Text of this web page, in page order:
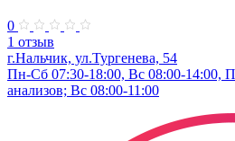
0
1 отзыв
г.Нальчик, ул.Тургенева, 54
Пн-Сб 07:30-18:00, Вс 08:00-14:00,
анализов; Вс 08:00-11:00